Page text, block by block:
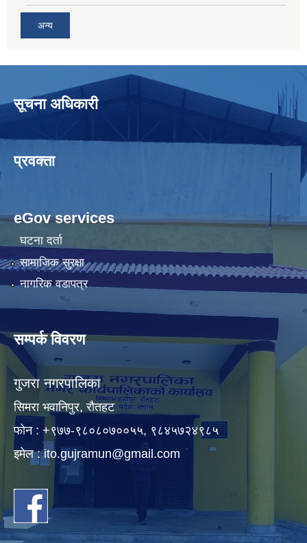
अन्य
सूचना अधिकारी
प्रवक्ता
eGov services
घटना दर्ता
सामाजिक सुरक्षा
नागरिक वडापत्र
सम्पर्क विवरण
गुजरा नगरपालिका
सिमरा भवानिपुर, राैतहट
फाेन : +९७७-९८०८०७००५५, ९८४५७२४९८५
इमेल :ito.gujramun@gmail.com